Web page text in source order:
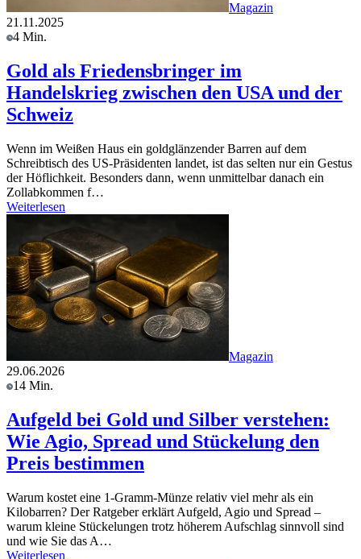
Magazin
21.11.2025
4 Min.
Gold als Friedensbringer im
Handelskrieg zwischen den USA und der
Schweiz
Wenn im Weißen Haus ein goldglänzender Barren auf dem
Schreibtisch des US-Präsidenten landet, ist das selten nur ein Gestus
der Höflichkeit. Besonders dann, wenn unmittelbar danach ein
Zollabkommen f…
Weiterlesen
Magazin
29.06.2026
14 Min.
Aufgeld bei Gold und Silber verstehen:
Wie Agio, Spread und Stückelung den
Preis bestimmen
Warum kostet eine 1-Gramm-Münze relativ viel mehr als ein
Kilobarren? Der Ratgeber erklärt Aufgeld, Agio und Spread –
warum kleine Stückelungen trotz höherem Aufschlag sinnvoll sind
und wie Sie das A…
Weiterlesen